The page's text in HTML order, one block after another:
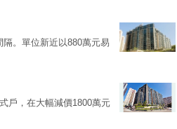
。單位新近以880萬元易
戶，在大幅減價1800萬元